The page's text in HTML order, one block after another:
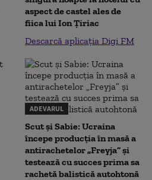
aspect de castel ales de
fiica lui Ion Țiriac
Descarcă aplicația Digi FM
ADEVARUL
Scut și Sabie: Ucraina
începe producția în masă a
antirachetelor „Freyja” și
testează cu succes prima sa
rachetă balistică autohtonă